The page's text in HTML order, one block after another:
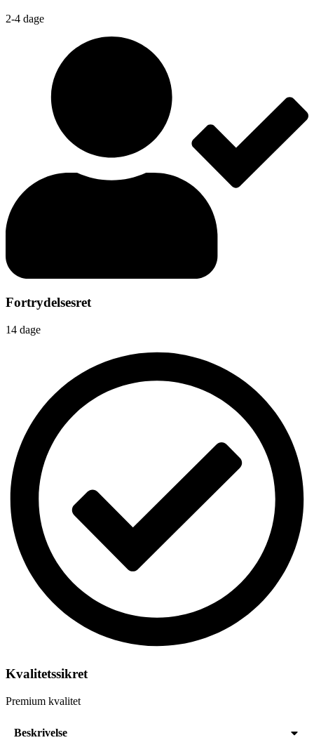
2-4 dage
Fortrydelsesret
14 dage
Kvalitetssikret
Premium kvalitet
Beskrivelse